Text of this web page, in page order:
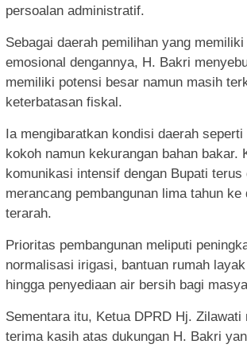
persoalan administratif.
Sebagai daerah pemilihan yang
emosional dengannya, H. Bakri
memiliki potensi besar namun masih
keterbatasan fiskal.
Ia mengibaratkan kondisi daerah
kokoh namun kekurangan bahan bakar.
komunikasi intensif dengan Bupati
merancang pembangunan lima tahun ke
terarah.
Prioritas pembangunan meliputi
normalisasi irigasi, bantuan rumah
hingga penyediaan air bersih bagi
Sementara itu, Ketua DPRD Hj. Zilawati
terima kasih atas dukungan H. Bakri